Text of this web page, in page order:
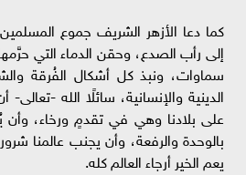
كما دعا الأزهر الشريف جموع
إلى رأب الصدع، وحقن الدماء التي
سماوات، ونبذ كل أشكال الفُرقة
الدينية والإنسانية، سائلًا الله -تعالى-
على بلادنا وهي في تقدمٍ ورخاء، وأن
بالوحدة والرفعة، وأن يجنب عالمنا
يعم الخير أرجاء العالم كله.